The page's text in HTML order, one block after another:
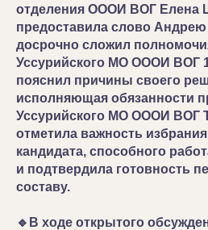
отделения ОООИ ВОГ Елена
предоставила слово
досрочно сложил
Уссурийского МО ОООИ ВОГ
пояснил причины своего
исполняющая обязанности
Уссурийского МО ОООИ ВОГ
отметила важность
кандидата, способного
и подтвердила готовность
составу.
🔹В ходе открытого